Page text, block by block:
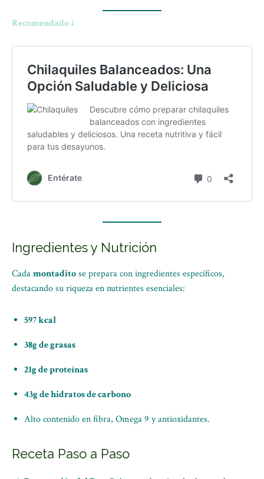
Recomendado ↓
Ingredientes y Nutrición
Cadamontaditose prepara con ingredientes específicos,
destacando su riqueza en nutrientes esenciales:
597 kcal
38g de grasas
21g de proteínas
43g de hidratos de carbono
Alto contenido en fibra, Omega 9 y antioxidantes.
Receta Paso a Paso